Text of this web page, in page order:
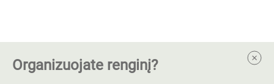
Organizuojate renginį?